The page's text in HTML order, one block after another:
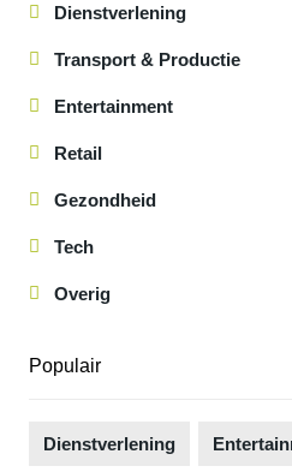
Dienstverlening
Transport & Productie
Entertainment
Retail
Gezondheid
Tech
Overig
Populair
Dienstverlening